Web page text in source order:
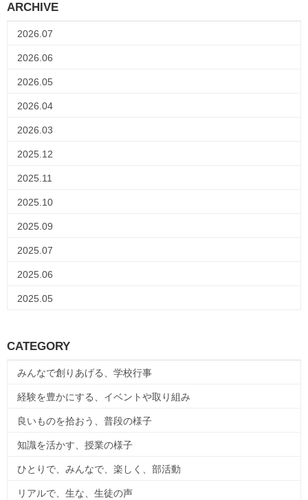
ARCHIVE
2026.07
2026.06
2026.05
2026.04
2026.03
2025.12
2025.11
2025.10
2025.09
2025.07
2025.06
2025.05
CATEGORY
みんなで創りあげる、学校行事
経験を豊かにする、イベントや取り組み
良いものを拾おう、普段の様子
知識を活かす、授業の様子
ひとりで、みんなで、楽しく、部活動
リアルで、生な、生徒の声